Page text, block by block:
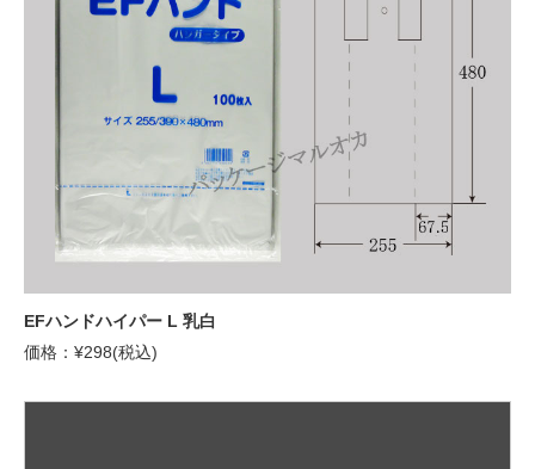
EFハンドハイパー L 乳白
価格：¥298(税込)